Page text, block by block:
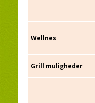
Wellnes
Grill muligheder